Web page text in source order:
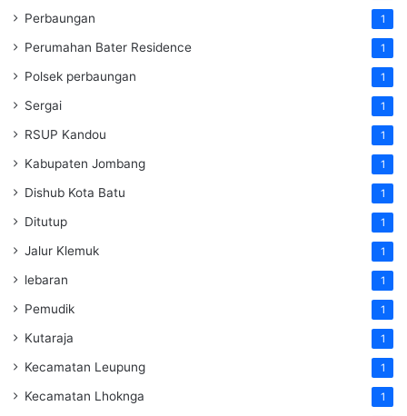
Perbaungan 1
Perumahan Bater Residence 1
Polsek perbaungan 1
Sergai 1
RSUP Kandou 1
Kabupaten Jombang 1
Dishub Kota Batu 1
Ditutup 1
Jalur Klemuk 1
lebaran 1
Pemudik 1
Kutaraja 1
Kecamatan Leupung 1
Kecamatan Lhoknga 1